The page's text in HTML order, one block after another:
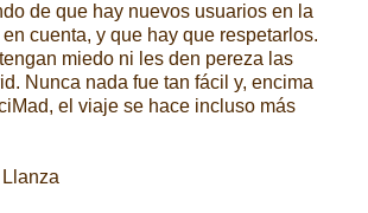
de que hay nuevos usuarios en la
cuenta, y que hay que respetarlos.
miedo ni les den pereza las
Nunca nada fue tan fácil y, encima
el viaje se hace incluso más